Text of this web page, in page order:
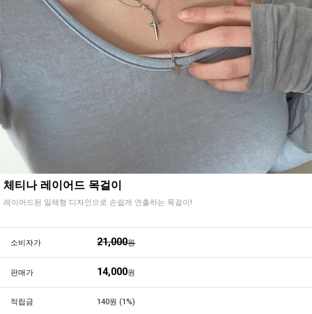
체티나 레이어드 목걸이
레이어드된 일체형 디자인으로 손쉽게 연출하는 목걸이!
소비자가 21,000원
판매가 14,000원
적립금 140원 (1%)